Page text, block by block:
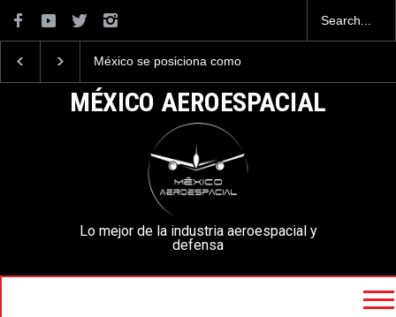
México se posiciona como
aeroespacial del mundo, al
superar los 13,600 millones
de dólares en exportaciones
la Armada de México
MÉXICO AEROESPACIAL
Lo mejor de la industria aeroespacial y
defensa